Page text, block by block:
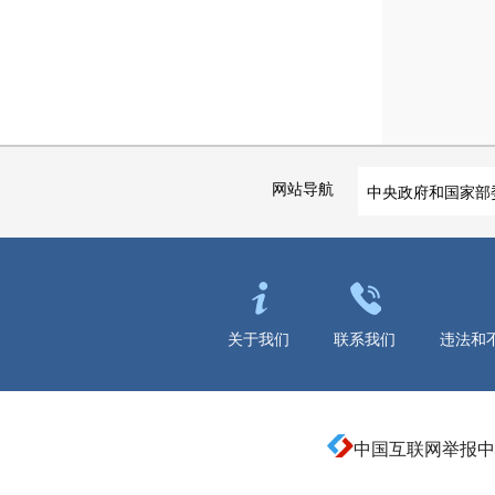
网站导航 中央政府和国家部
关于我们 联系我们 违法和
中国互联网举报